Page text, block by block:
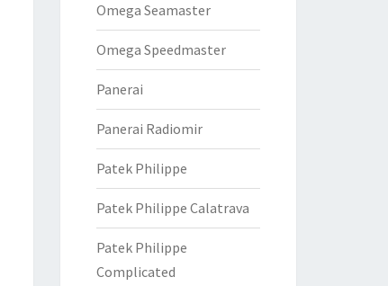
Omega Seamaster
Omega Speedmaster
Panerai
Panerai Radiomir
Patek Philippe
Patek Philippe Calatrava
Patek Philippe
Complicated